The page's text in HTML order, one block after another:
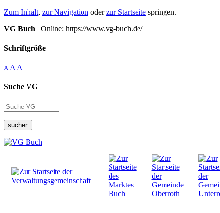
Zum Inhalt, zur Navigation oderzur Startseite springen.
VG Buch | Online: https://www.vg-buch.de/
Schriftgröße
A A A
Suche VG
suchen